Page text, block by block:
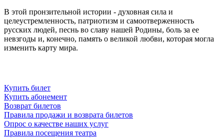
В этой пронзительной истории - духовная сила и
целеустремленность, патриотизм и самоотверженность
русских людей, песнь во славу нашей Родины, боль за ее
невзгоды и, конечно, память о великой любви, которая могла
изменить карту мира.
Купить билет
Купить абонемент
Возврат билетов
Правила продажи и возврата билетов
Опрос о качестве наших услуг
Правила посещения театра